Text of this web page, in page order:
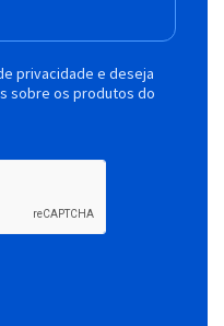
privacidade e deseja
sobre os produtos do